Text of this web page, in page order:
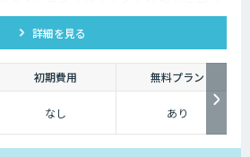
により、今日から実務で使えるスキ
す。詳細を見る
初期費用
無料プラン
なし あり